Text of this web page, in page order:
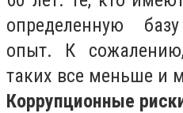
определенную
опыт. К
таких все меньше и
Коррупционные